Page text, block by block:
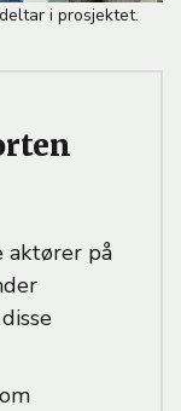
i prosjektet.
aktører på